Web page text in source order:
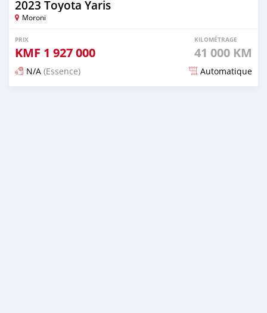
2023 Toyota Yaris
Moroni
PRIX
KMF 1 927 000
KILOMÉTRAGE
41 000 KM
N/A (Essence) Automatique